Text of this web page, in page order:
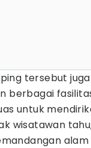
tersebut
berbagai
untuk
wisatawan
alam